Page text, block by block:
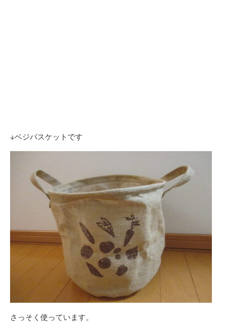
↓ベジバスケットです
さっそく使っています。